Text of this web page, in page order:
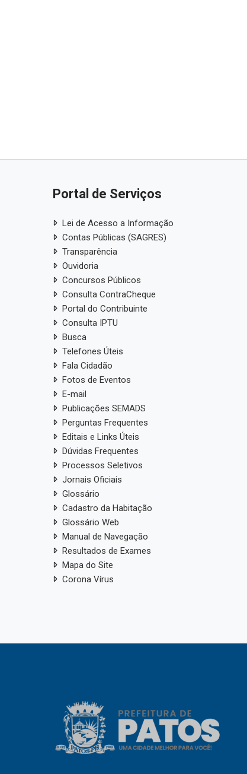
Portal de Serviços
Lei de Acesso a Informação
Contas Públicas (SAGRES)
Transparência
Ouvidoria
Concursos Públicos
Consulta ContraCheque
Portal do Contribuinte
Consulta IPTU
Busca
Telefones Úteis
Fala Cidadão
Fotos de Eventos
E-mail
Publicações SEMADS
Perguntas Frequentes
Editais e Links Úteis
Dúvidas Frequentes
Processos Seletivos
Jornais Oficiais
Glossário
Cadastro da Habitação
Glossário Web
Manual de Navegação
Resultados de Exames
Mapa do Site
Corona Vírus